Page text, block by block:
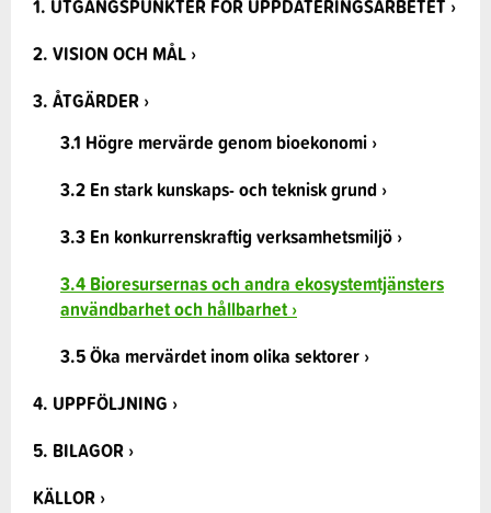
1. UTGÅNGSPUNKTER FÖR UPPDATERINGSARBETET ›
2. VISION OCH MÅL ›
3. ÅTGÄRDER ›
3.1 Högre mervärde genom bioekonomi ›
3.2 En stark kunskaps- och teknisk grund ›
3.3 En konkurrenskraftig verksamhetsmiljö ›
3.4 Bioresursernas och andra ekosystemtjänsters
användbarhet och hållbarhet ›
3.5 Öka mervärdet inom olika sektorer ›
4. UPPFÖLJNING ›
5. BILAGOR ›
KÄLLOR ›